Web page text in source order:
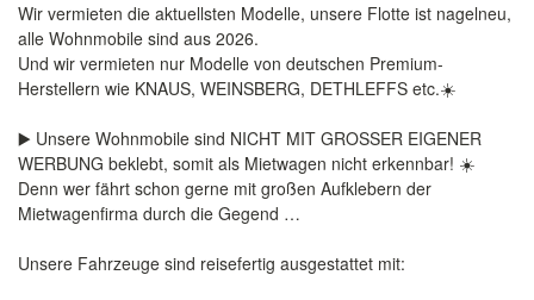
Wir vermieten die aktuellsten Modelle, unsere Flotte ist nagelneu,
alle Wohnmobile sind aus 2026.
Und wir vermieten nur Modelle von deutschen Premium-
Herstellern wie KNAUS, WEINSBERG, DETHLEFFS etc.☀️
▶️ Unsere Wohnmobile sind NICHT MIT GROSSER EIGENER
WERBUNG beklebt, somit als Mietwagen nicht erkennbar! ☀️
Denn wer fährt schon gerne mit großen Aufklebern der
Mietwagenfirma durch die Gegend …
Unsere Fahrzeuge sind reisefertig ausgestattet mit: